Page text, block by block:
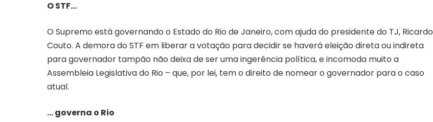
O STF…
O Supremo está governando o Estado do Rio de Janeiro, com ajuda do presidente do TJ, Ricardo
Couto. A demora do STF em liberar a votação para decidir se haverá eleição direta ou indireta
para governador tampão não deixa de ser uma ingerência política, e incomoda muito a
Assembleia Legislativa do Rio – que, por lei, tem o direito de nomear o governador para o caso
atual.
… governa o Rio